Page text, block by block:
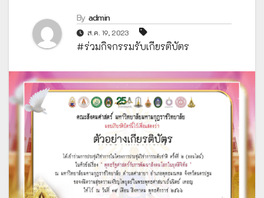
By admin
ส.ค. 19, 2023
#ร่วมกิจกรรมรับเกียรติบัตร